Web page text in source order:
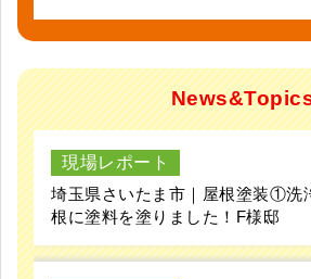
現場レポート
埼玉県さいたま市｜屋根塗装①洗
根に塗料を塗りました！F様邸